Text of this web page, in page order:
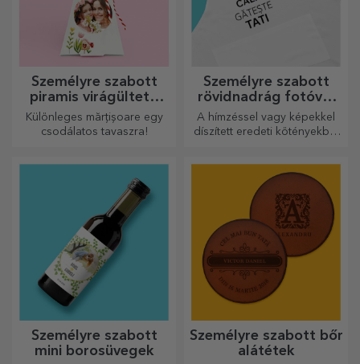
Személyre szabott
piramis virágültető
készletek
Különleges mărțișoare egy
csodálatos tavaszra!
Személyre szabott
rövidnadrág fotóval
vagy hímzéssel
A hímzéssel vagy képekkel
díszített eredeti kötényekből
szerelmeseinek.
Személyre szabott
mini borosüvegek
Személyre szabott bőr
alátétek